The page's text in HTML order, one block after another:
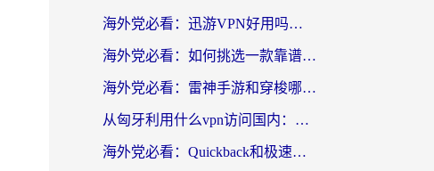
海外党必看：迅游VPN好用吗？和OurPlay VPN对比哪个回国效果更好？附真实体验测评
海外党必看：如何挑选一款靠谱的PC端VPN，让回国冲浪不再卡顿
海外党必看：雷神手游和穿梭哪个好？3步教你选对回国加速器（附实测对比）
从匈牙利用什么vpn访问国内：一份海外游子的网络归乡指南
海外党必看：Quickback和极速穿梭VPN好用吗？3步选对回国加速器实现无缝刷国内资源